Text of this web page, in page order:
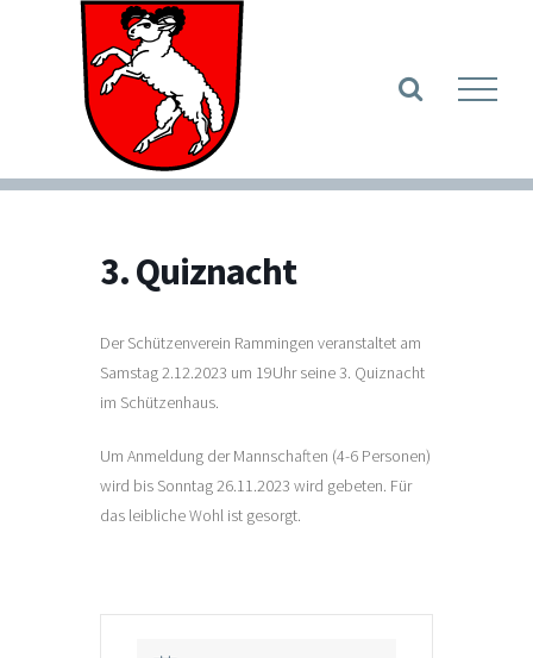
3. Quiznacht
Der Schützenverein Rammingen veranstaltet am
Samstag 2.12.2023 um 19Uhr seine 3. Quiznacht
im Schützenhaus.
Um Anmeldung der Mannschaften (4-6 Personen)
wird bis Sonntag 26.11.2023 wird gebeten. Für
das leibliche Wohl ist gesorgt.